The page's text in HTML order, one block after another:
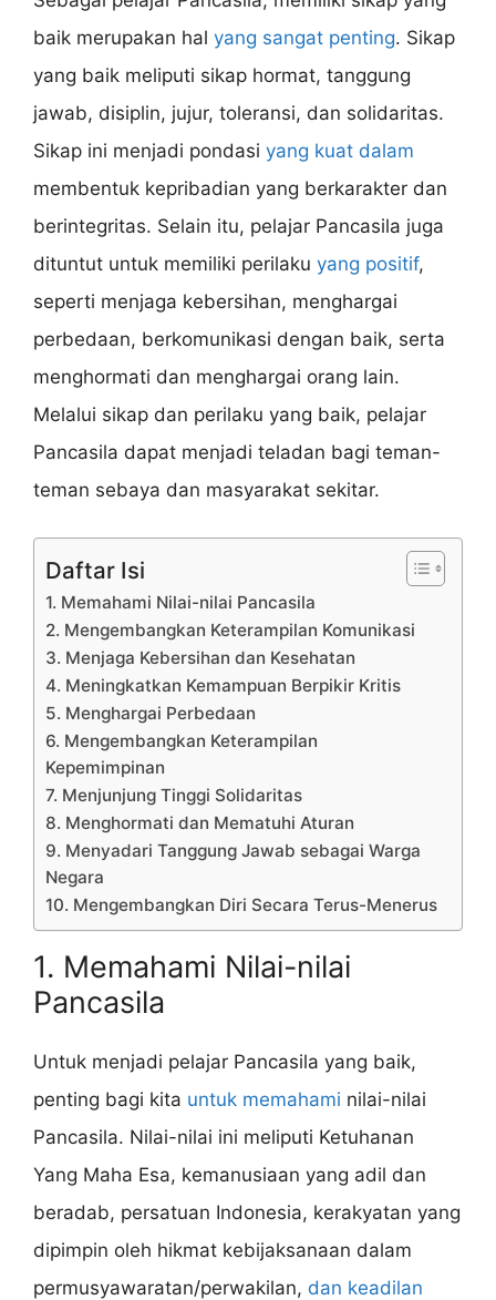
baik merupakan hal yang sangat penting. Sikap
yang baik meliputi sikap hormat, tanggung
jawab, disiplin, jujur, toleransi, dan solidaritas.
Sikap ini menjadi pondasi yang kuat dalam
membentuk kepribadian yang berkarakter dan
berintegritas. Selain itu, pelajar Pancasila juga
dituntut untuk memiliki perilaku yang positif,
seperti menjaga kebersihan, menghargai
perbedaan, berkomunikasi dengan baik, serta
menghormati dan menghargai orang lain.
Melalui sikap dan perilaku yang baik, pelajar
Pancasila dapat menjadi teladan bagi teman-
teman sebaya dan masyarakat sekitar.
Daftar Isi
1. Memahami Nilai-nilai Pancasila
2. Mengembangkan Keterampilan Komunikasi
3. Menjaga Kebersihan dan Kesehatan
4. Meningkatkan Kemampuan Berpikir Kritis
5. Menghargai Perbedaan
6. Mengembangkan Keterampilan
Kepemimpinan
7. Menjunjung Tinggi Solidaritas
8. Menghormati dan Mematuhi Aturan
9. Menyadari Tanggung Jawab sebagai Warga
Negara
10. Mengembangkan Diri Secara Terus-Menerus
1. Memahami Nilai-nilai
Pancasila
Untuk menjadi pelajar Pancasila yang baik,
penting bagi kita untuk memahami nilai-nilai
Pancasila. Nilai-nilai ini meliputi Ketuhanan
Yang Maha Esa, kemanusiaan yang adil dan
beradab, persatuan Indonesia, kerakyatan yang
dipimpin oleh hikmat kebijaksanaan dalam
permusyawaratan/perwakilan, dan keadilan